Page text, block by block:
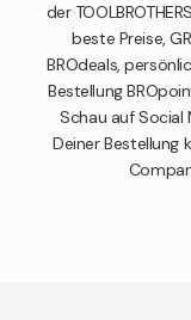
der
beste Preise,
BROdeals,
Bestellung
Schau auf Social
Deiner Bestellung